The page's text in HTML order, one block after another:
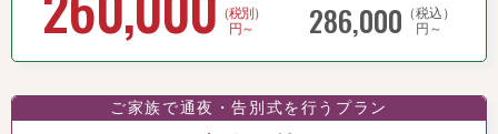
（税別）
円～
286,000 （税込）
円～
ご家族で通夜・告別式を行うプラン